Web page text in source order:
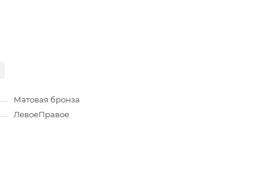
Матовая бронза
ЛевоеПравое